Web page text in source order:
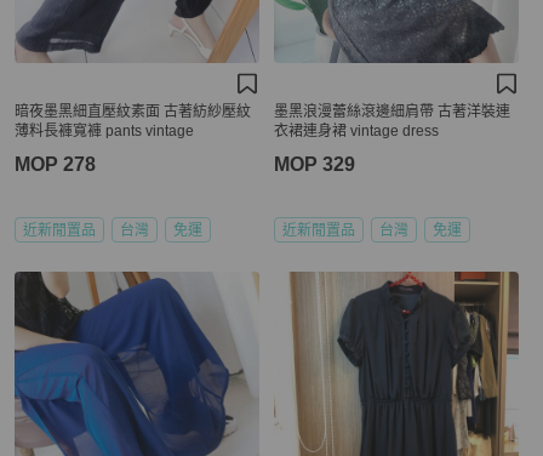
暗夜墨黑細直壓紋素面 古著紡紗壓紋
薄料長褲寬褲 pants vintage
MOP 278
近新閒置品 台灣 免運
墨黑浪漫蕾絲滾邊細肩帶 古著洋裝連
衣裙連身裙 vintage dress
MOP 329
近新閒置品 台灣 免運